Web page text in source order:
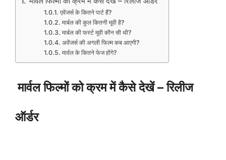
एवेंजर्स के कितने पार्ट हैं?
मार्बल की कुल कितनी मूवी है?
मार्बल की फर्स्ट मूवी कौन सी थी?
अवेंजर्स की अगली फिल्म कब आएगी?
मार्वल के कितने फेज होंगे?
मार्वल फिल्मों को क्रम में कैसे देखें – रिलीज
ऑर्डर